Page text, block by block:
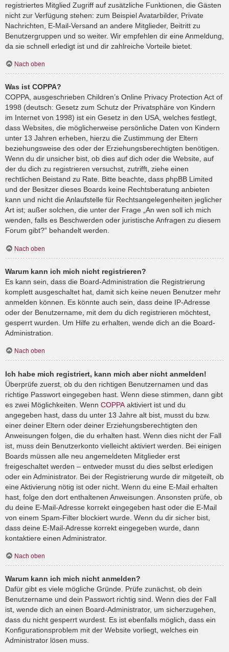
registriertes Mitglied Zugriff auf zusätzliche Funktionen, die Gästen
nicht zur Verfügung stehen: zum Beispiel Avatarbilder, Private
Nachrichten, E-Mail-Versand an andere Mitglieder, Beitritt zu
Benutzergruppen und so weiter. Wir empfehlen dir eine Anmeldung,
da sie schnell erledigt ist und dir zahlreiche Vorteile bietet.
Nach oben
Was ist COPPA?
COPPA, ausgeschrieben Children’s Online Privacy Protection Act of
1998 (deutsch: Gesetz zum Schutz der Privatsphäre von Kindern
im Internet von 1998) ist ein Gesetz in den USA, welches festlegt,
dass Websites, die möglicherweise persönliche Daten von Kindern
unter 13 Jahren erheben, hierzu die Zustimmung der Eltern
beziehungsweise des oder der Erziehungsberechtigten benötigen.
Wenn du dir unsicher bist, ob dies auf dich oder die Website, auf
der du dich zu registrieren versuchst, zutrifft, ziehe einen
rechtlichen Beistand zu Rate. Bitte beachte, dass phpBB Limited
und der Besitzer dieses Boards keine Rechtsberatung anbieten
kann und nicht die Anlaufstelle für Rechtsangelegenheiten jeglicher
Art ist; außer solchen, die unter der Frage „An wen soll ich mich
wenden, falls es Beschwerden oder juristische Anfragen zu diesem
Forum gibt?“ behandelt werden.
Nach oben
Warum kann ich mich nicht registrieren?
Es kann sein, dass die Board-Administration die Registrierung
komplett ausgeschaltet hat, damit sich keine neuen Benutzer mehr
anmelden können. Es könnte auch sein, dass deine IP-Adresse
oder der Benutzername, mit dem du dich registrieren möchtest,
gesperrt wurden. Um Hilfe zu erhalten, wende dich an die Board-
Administration.
Nach oben
Ich habe mich registriert, kann mich aber nicht anmelden!
Überprüfe zuerst, ob du den richtigen Benutzernamen und das
richtige Passwort eingegeben hast. Wenn diese stimmen, dann gibt
es zwei Möglichkeiten. Wenn COPPA aktiviert ist und du
angegeben hast, dass du unter 13 Jahre alt bist, musst du bzw.
einer deiner Eltern oder deiner Erziehungsberechtigten den
Anweisungen folgen, die du erhalten hast. Wenn dies nicht der Fall
ist, muss dein Benutzerkonto vielleicht aktiviert werden. Bei einigen
Boards müssen alle neu angemeldeten Mitglieder erst
freigeschaltet werden – entweder musst du dies selbst erledigen
oder ein Administrator. Bei der Registrierung wurde dir mitgeteilt, ob
eine Aktivierung nötig ist oder nicht. Wenn du eine E-Mail erhalten
hast, folge den dort enthaltenen Anweisungen. Ansonsten prüfe, ob
du deine E-Mail-Adresse korrekt eingegeben hast oder die E-Mail
von einem Spam-Filter blockiert wurde. Wenn du dir sicher bist,
dass deine E-Mail-Adresse korrekt eingegeben wurde, dann
kontaktiere einen Administrator.
Nach oben
Warum kann ich mich nicht anmelden?
Dafür gibt es viele mögliche Gründe. Prüfe zunächst, ob dein
Benutzername und dein Passwort richtig sind. Wenn dies der Fall
ist, wende dich an einen Board-Administrator, um sicherzugehen,
dass du nicht gesperrt wurdest. Es ist ebenfalls möglich, dass ein
Konfigurationsproblem mit der Website vorliegt, welches ein
Administrator lösen muss.